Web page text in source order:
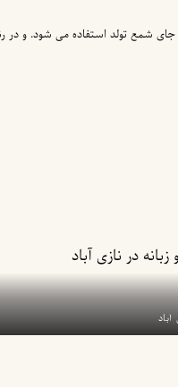
جای شمع تولد استفاده می شود. و